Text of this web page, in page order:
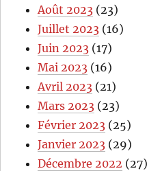
Août 2023 (23)
Juillet 2023 (16)
Juin 2023 (17)
Mai 2023 (16)
Avril 2023 (21)
Mars 2023 (23)
Février 2023 (25)
Janvier 2023 (29)
Décembre 2022 (27)